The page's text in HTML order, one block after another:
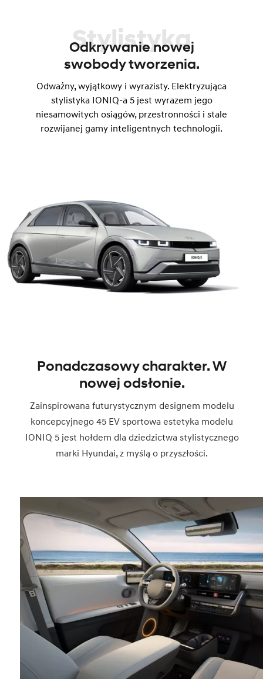
Stylistyka
Odkrywanie nowej
swobody tworzenia.
Odważny, wyjątkowy i wyrazisty. Elektryzująca
stylistyka IONIQ-a 5 jest wyrazem jego
niesamowitych osiągów, przestronności i stale
rozwijanej gamy inteligentnych technologii.
Ponadczasowy charakter. W
nowej odsłonie.
Zainspirowana futurystycznym designem modelu
koncepcyjnego 45 EV sportowa estetyka modelu
IONIQ 5 jest hołdem dla dziedzictwa stylistycznego
marki Hyundai, z myślą o przyszłości.